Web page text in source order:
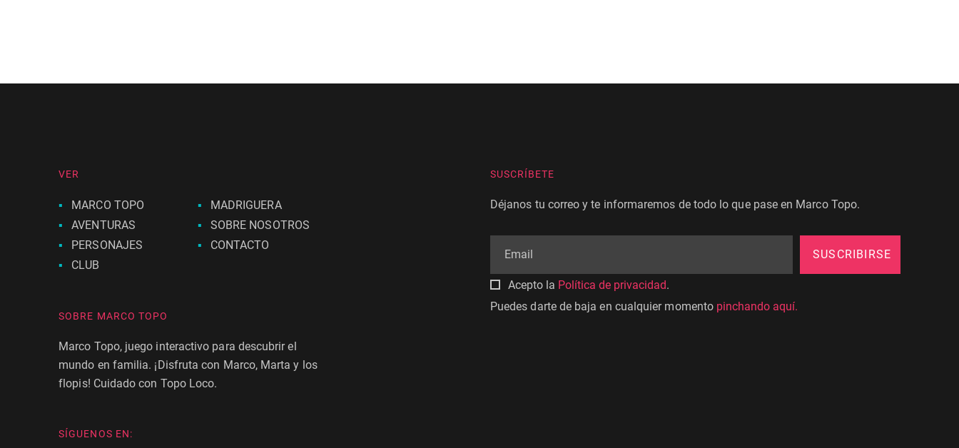
VER
MARCO TOPO
AVENTURAS
PERSONAJES
CLUB
MADRIGUERA
SOBRE NOSOTROS
CONTACTO
SOBRE MARCO TOPO
Marco Topo, juego interactivo para descubrir el
mundo en familia. ¡Disfruta con Marco, Marta y los
flopis! Cuidado con Topo Loco.
SÍGUENOS EN:
SUSCRÍBETE
Déjanos tu correo y te informaremos de todo lo que pase en Marco Topo.
SUSCRIBIRSE
Acepto la Política de privacidad.
Puedes darte de baja en cualquier momento pinchando aquí.